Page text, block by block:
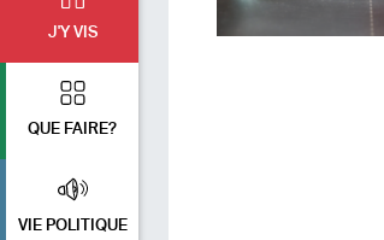
J'Y VIS
QUE FAIRE?
VIE POLITIQUE